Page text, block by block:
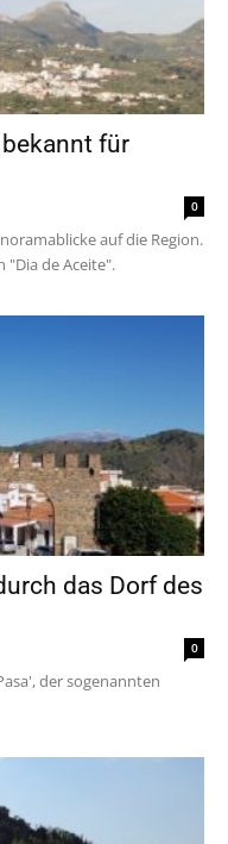
für
0
auf die Region.
"Dia de Aceite".
das Dorf des
0
der sogenannten